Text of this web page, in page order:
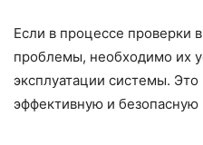
Если в процессе проверки
проблемы, необходимо их
эксплуатации системы. Это
эффективную и безопасную